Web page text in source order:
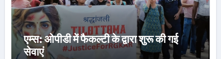
एम्स: ओपीडी में फैकल्टी के द्वारा शुरू की गई
सेवाएं